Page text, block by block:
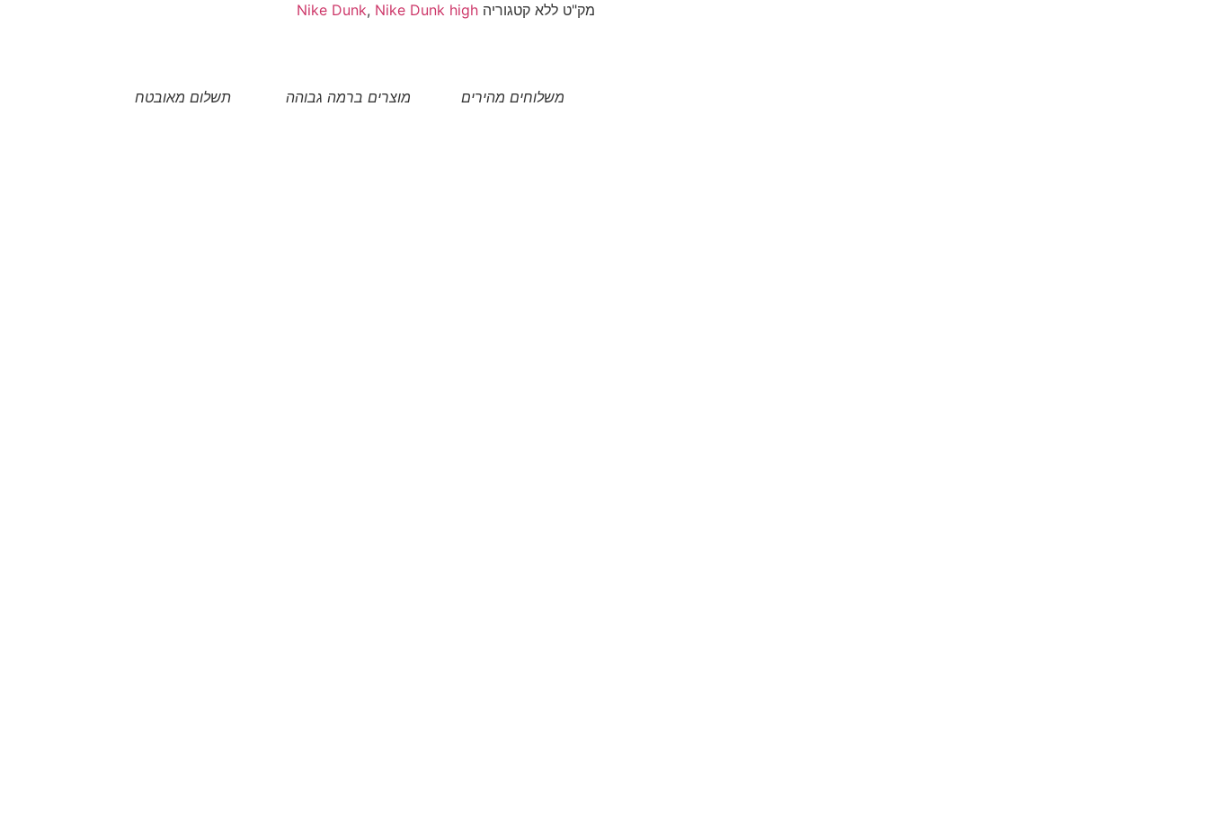
מק"ט ללא קטגוריה Nike Dunk, Nike Dunk high
משלוחים מהירים מוצרים ברמה גבוהה תשלום מאובטח